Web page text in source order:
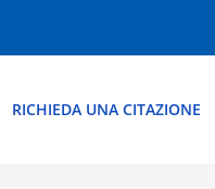
RICHIEDA UNA CITAZIONE